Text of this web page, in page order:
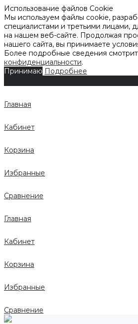
Использование файлов Cookie
Мы используем файлы cookie,
специалистами и третьими лицами,
на нашем веб-сайте. Продолжая
нашего сайта, вы принимаете
Более подробные сведения
конфиденциальности.
Принимаю Подробнее
Главная
Кабинет
Корзина
Избранные
Сравнение
Главная
Кабинет
Корзина
Избранные
Сравнение